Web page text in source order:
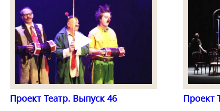
Проект Театр. Выпуск 46 Проект